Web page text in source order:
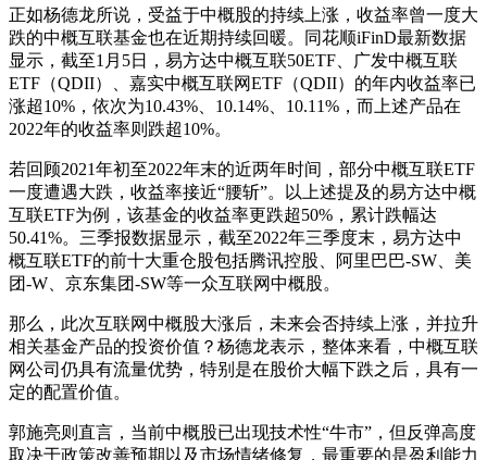
正如杨德龙所说，受益于中概股的持续上涨，收益率曾一度大
跌的中概互联基金也在近期持续回暖。同花顺iFinD最新数据
显示，截至1月5日，易方达中概互联50ETF、广发中概互联
ETF（QDII）、嘉实中概互联网ETF（QDII）的年内收益率已
涨超10%，依次为10.43%、10.14%、10.11%，而上述产品在
2022年的收益率则跌超10%。
若回顾2021年初至2022年末的近两年时间，部分中概互联ETF
一度遭遇大跌，收益率接近“腰斩”。以上述提及的易方达中概
互联ETF为例，该基金的收益率更跌超50%，累计跌幅达
50.41%。三季报数据显示，截至2022年三季度末，易方达中
概互联ETF的前十大重仓股包括腾讯控股、阿里巴巴-SW、美
团-W、京东集团-SW等一众互联网中概股。
那么，此次互联网中概股大涨后，未来会否持续上涨，并拉升
相关基金产品的投资价值？杨德龙表示，整体来看，中概互联
网公司仍具有流量优势，特别是在股价大幅下跌之后，具有一
定的配置价值。
郭施亮则直言，当前中概股已出现技术性“牛市”，但反弹高度
取决于政策改善预期以及市场情绪修复，最重要的是盈利能力